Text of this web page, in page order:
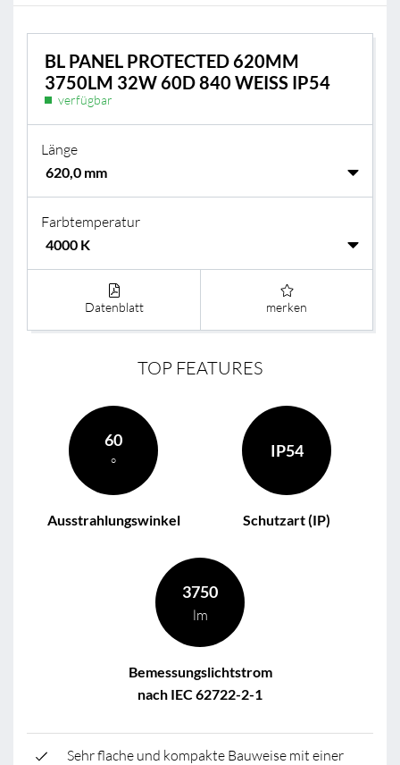
BL PANEL PROTECTED 620MM
3750LM 32W 60D 840 WEISS IP54
verfügbar
Länge
Farbtemperatur
Datenblatt merken
TOP FEATURES
60
°
Ausstrahlungswinkel
IP54
Schutzart (IP)
3750
lm
Bemessungslichtstrom
nach IEC 62722-2-1
Sehr flache und kompakte Bauweise mit einer